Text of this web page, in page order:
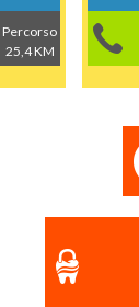
Percorso
25,4 KM